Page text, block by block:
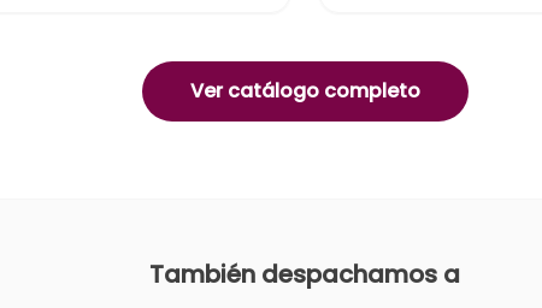
Ver catálogo completo
También despachamos a